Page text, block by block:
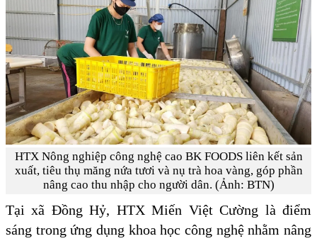
HTX Nông nghiệp công nghệ cao BK FOODS liên kết sản
xuất, tiêu thụ măng nứa tươi và nụ trà hoa vàng, góp phần
nâng cao thu nhập cho người dân. (Ảnh: BTN)
Tại xã Đồng Hỷ, HTX Miến Việt Cường là điểm
sáng trong ứng dụng khoa học công nghệ nhằm nâng